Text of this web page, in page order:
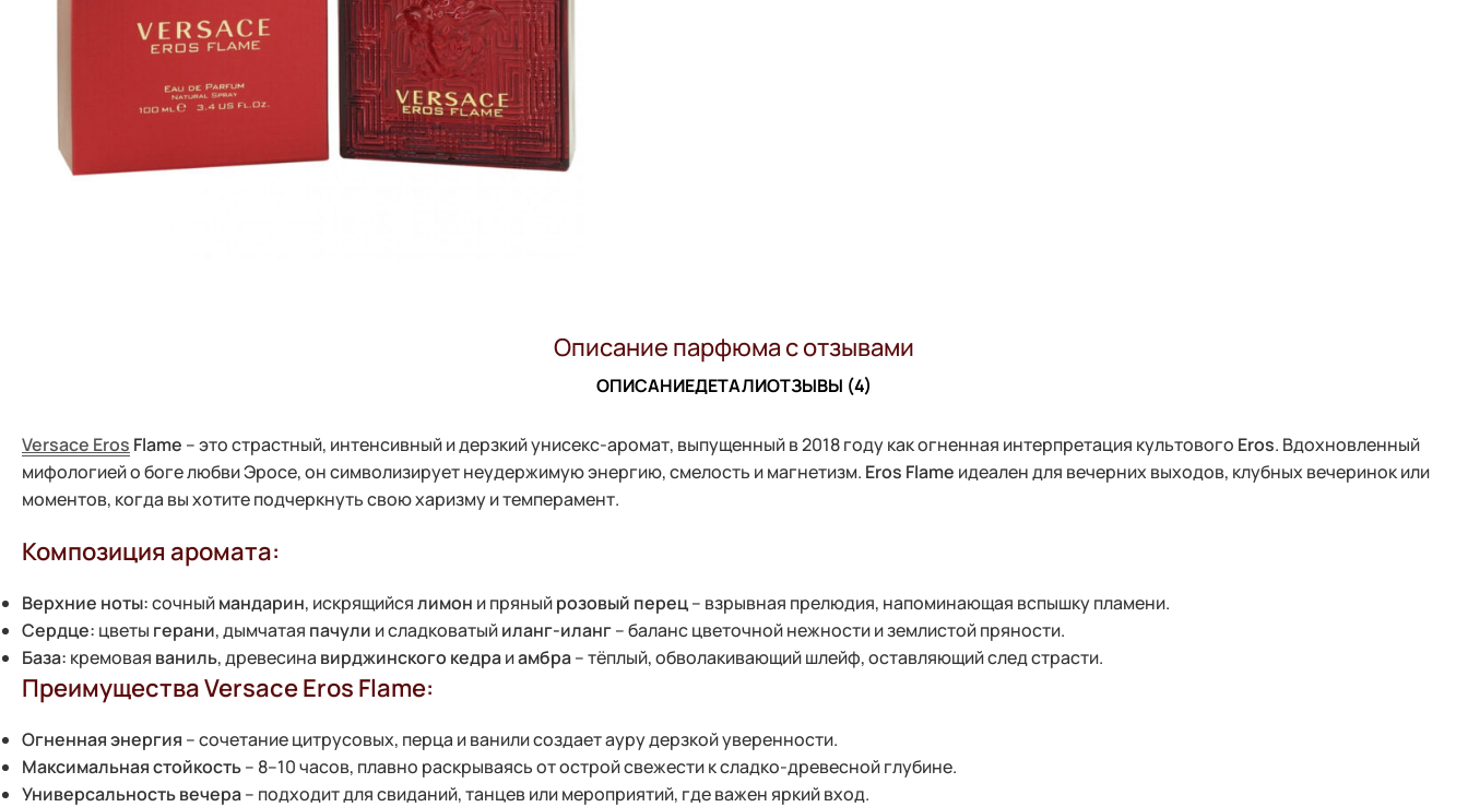
Описание парфюма с отзывами
ОПИСАНИЕДЕТАЛИОТЗЫВЫ (4)
Versace Eros Flame – это страстный, интенсивный и дерзкий унисекс-аромат, выпущенный в 2018 году как огненная интерпретация культового Eros. Вдохновленный
мифологией о боге любви Эросе, он символизирует неудержимую энергию, смелость и магнетизм. Eros Flame идеален для вечерних выходов, клубных вечеринок или
моментов, когда вы хотите подчеркнуть свою харизму и темперамент.
Композиция аромата:
Верхние ноты:сочныймандарин, искрящийсялимон и пряныйрозовый перец– взрывная прелюдия, напоминающая вспышку пламени.
Сердце: цветы герани, дымчатая пачули и сладковатыйиланг-иланг– баланс цветочной нежности и землистой пряности.
База: кремовая ваниль, древесина вирджинского кедраиамбра– тёплый, обволакивающий шлейф, оставляющий след страсти.
Преимущества Versace Eros Flame:
Огненная энергия – сочетание цитрусовых, перца и ванили создает ауру дерзкой уверенности.
Максимальная стойкость– 8–10 часов, плавно раскрываясь от острой свежести к сладко-древесной глубине.
Универсальность вечера– подходит для свиданий, танцев или мероприятий, где важен яркий вход.